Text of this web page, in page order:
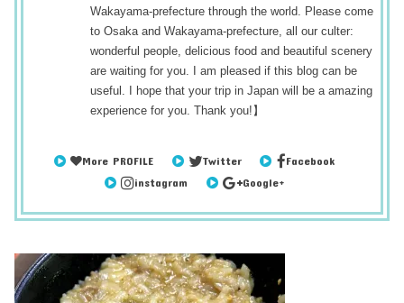
Wakayama-prefecture through the world. Please come
to Osaka and Wakayama-prefecture, all our culter:
wonderful people, delicious food and beautiful scenery
are waiting for you. I am pleased if this blog can be
useful. I hope that your trip in Japan will be a amazing
experience for you. Thank you!】
More PROFILE Twitter
Facebook
instagram
Google+